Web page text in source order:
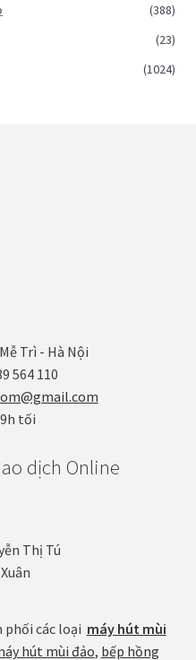
(388)
(23)
(1024)
Trì - Hà Nội
564 110
tối
dịch Online
Thị Tú
phối các loại máy hút mùi
hút mùi đảo, bếp hồng